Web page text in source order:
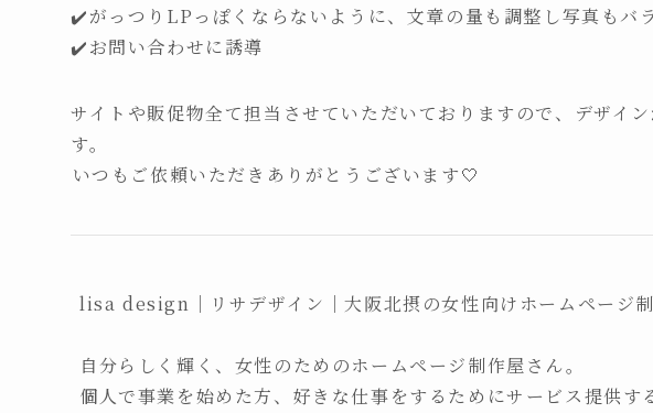
✔️がっつりLPっぽくならないように、文章の量も調整し写真もバ
✔️お問い合わせに誘導
サイトや販促物全て担当させていただいておりますので、デザイ
す。
⁡いつもご依頼いただきありがとうございます🤍
lisa design｜リサデザイン｜大阪北摂の女性向けホームページ
自分らしく輝く、女性のためのホームページ制作屋さん。
個人で事業を始めた方、好きな仕事をするためにサービス提供